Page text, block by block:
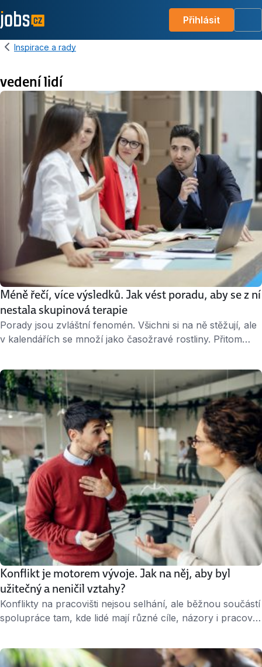
Přihlásit
Inspirace a rady
vedení lidí
Méně řečí, více výsledků. Jak vést poradu, aby se z ní
nestala skupinová terapie
Porady jsou zvláštní fenomén. Všichni si na ně stěžují, ale
v kalendářích se množí jako časožravé rostliny. Přitom
špatná spotřebuje čas spousty lidí a zbyde po ní něco
jako: „diskuse bude pokračovat příště“. Jak zařídit, aby
svolaná schůzka skutečně k něčemu byla? Když svoláváte
poradu vy 1. …
Konflikt je motorem vývoje. Jak na něj, aby byl
užitečný a neničil vztahy?
Konflikty na pracovišti nejsou selhání, ale běžnou součástí
spolupráce tam, kde lidé mají různé cíle, názory i pracovní
Lepší je zvolit takový způsob řešení, který pomůže zlepšit
pracovní výsledky a zároveň nezruinuje mezilidské